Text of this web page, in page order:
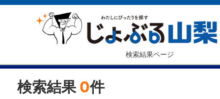
検索結果ページ
検索結果 0件